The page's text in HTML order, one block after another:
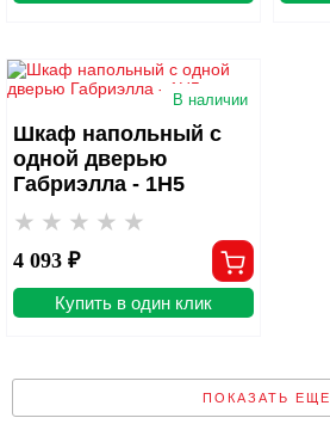
В наличии
Шкаф напольный с
одной дверью
Габриэлла - 1Н5
4 093 ₽
Купить в один клик
ПОКАЗАТЬ ЕЩЕ